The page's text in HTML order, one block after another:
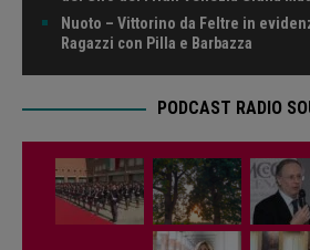
Nuoto – Vittorino da Feltre in
Ragazzi con Pilla e Barbazza
PODCAST RADIO